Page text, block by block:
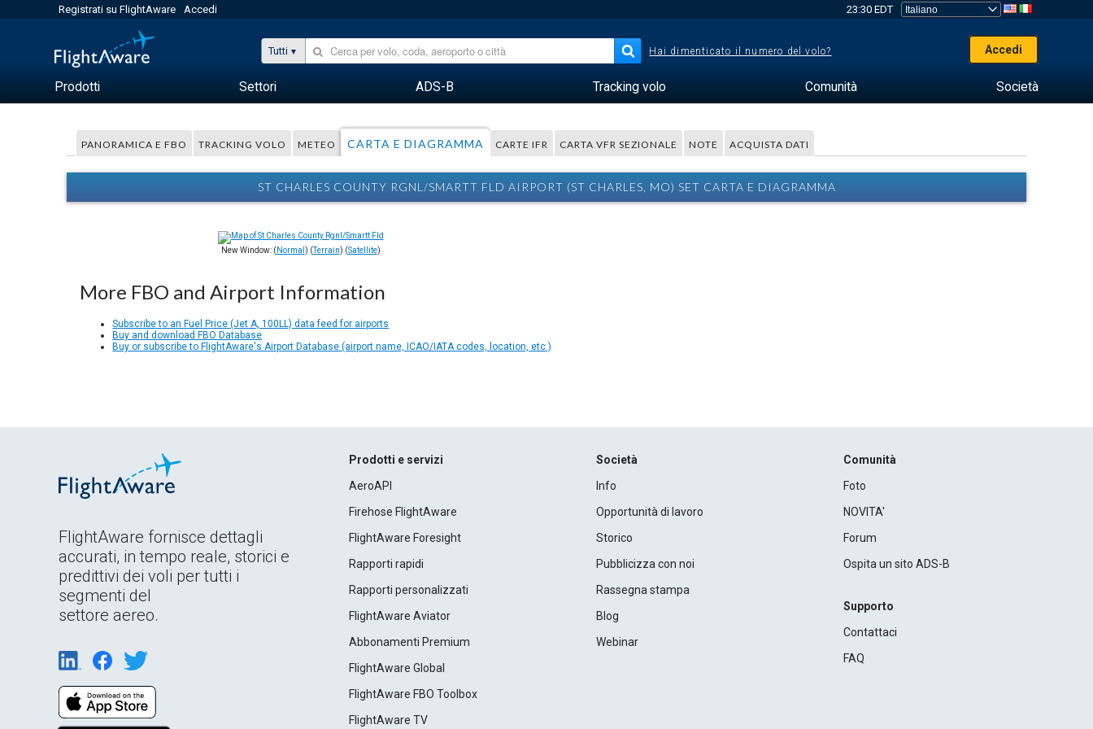
Registrati su FlightAware Accedi 23:30 EDT
Tutti Hai dimenticato il numero del volo? Accedi
Prodotti Settori ADS-B Tracking volo Comunità Società
PANORAMICA E FBO TRACKING VOLO METEO CARTA E DIAGRAMMA CARTE IFR CARTA VFR SEZIONALE NOTE ACQUISTA DATI
ST CHARLES COUNTY RGNL/SMARTT FLD AIRPORT (ST CHARLES, MO) SET CARTA E DIAGRAMMA
New Window: ( Normal ) (Terrain) (Satellite)
More FBO and Airport Information
Subscribe to an Fuel Price (Jet A, 100LL) data feed for airports
Buy and download FBO Database
Buy or subscribe to FlightAware's Airport Database (airport name, ICAO/IATA codes, location, etc.)
FlightAware fornisce dettagli
accurati, in tempo reale, storici e
predittivi dei voli per tutti i
segmenti del
settore aereo.
Prodotti e servizi
AeroAPI
Firehose FlightAware
FlightAware Foresight
Rapporti rapidi
Rapporti personalizzati
FlightAware Aviator
Abbonamenti Premium
FlightAware Global
FlightAware FBO Toolbox
FlightAware TV
Società
Info
Opportunità di lavoro
Storico
Pubblicizza con noi
Rassegna stampa
Blog
Webinar
Comunità
Foto
NOVITA'
Forum
Ospita un sito ADS-B
Supporto
Contattaci
FAQ